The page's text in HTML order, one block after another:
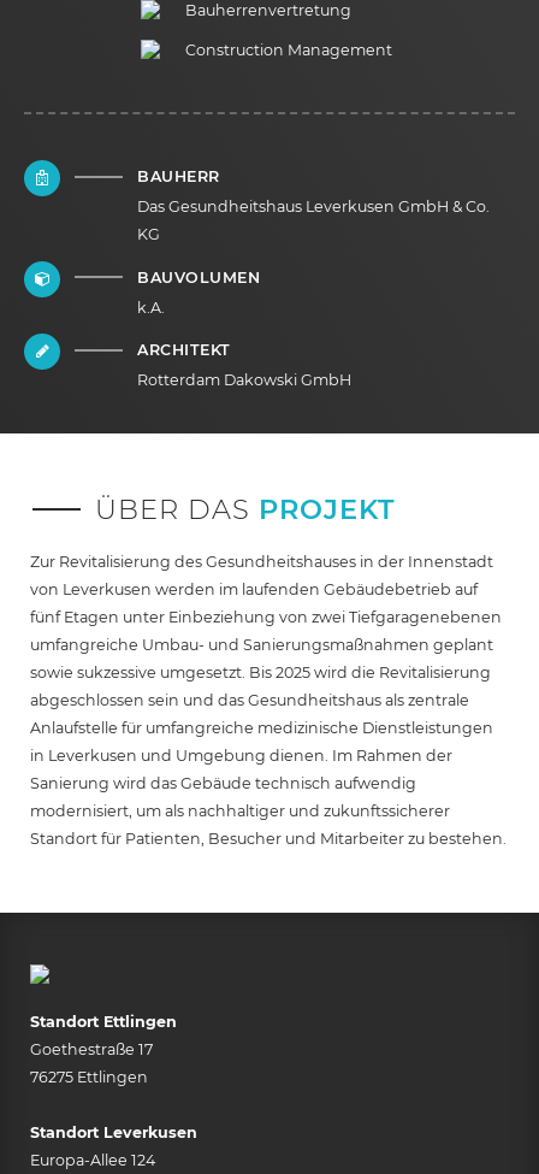
Bauherrenvertretung
Construction Management
BAUHERR
Das Gesundheitshaus Leverkusen GmbH & Co.
KG
BAUVOLUMEN
k.A.
ARCHITEKT
Rotterdam Dakowski GmbH
ÜBER DAS PROJEKT
Zur Revitalisierung des Gesundheitshauses in der Innenstadt
von Leverkusen werden im laufenden Gebäudebetrieb auf
fünf Etagen unter Einbeziehung von zwei Tiefgaragenebenen
umfangreiche Umbau- und Sanierungsmaßnahmen geplant
sowie sukzessive umgesetzt. Bis 2025 wird die Revitalisierung
abgeschlossen sein und das Gesundheitshaus als zentrale
Anlaufstelle für umfangreiche medizinische Dienstleistungen
in Leverkusen und Umgebung dienen. Im Rahmen der
Sanierung wird das Gebäude technisch aufwendig
modernisiert, um als nachhaltiger und zukunftssicherer
Standort für Patienten, Besucher und Mitarbeiter zu bestehen.
Standort Ettlingen
Goethestraße 17
76275 Ettlingen
Standort Leverkusen
Europa-Allee 124